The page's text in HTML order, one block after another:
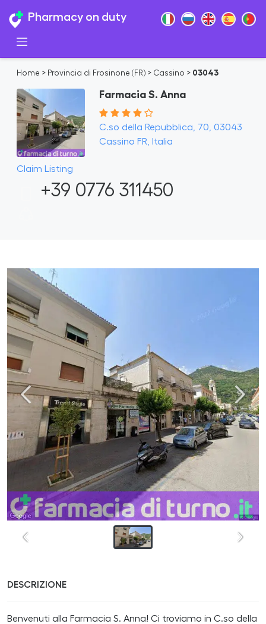
Pharmacy on duty
Home > Provincia di Frosinone (FR) > Cassino > 03043
Farmacia S. Anna
C.so della Repubblica, 70, 03043
Cassino FR, Italia
Claim Listing
+39 0776 311450
DESCRIZIONE
Benvenuti alla Farmacia S. Anna! Ci troviamo in C.so della